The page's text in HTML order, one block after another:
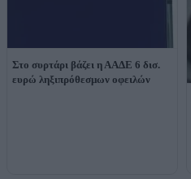
Στο συρτάρι βάζει η ΑΑΔΕ 6 δισ.
ευρώ ληξιπρόθεσμων οφειλών